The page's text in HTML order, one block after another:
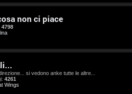
non ci piace
4798
si vedono anke tutte le altre...
4261
Wings